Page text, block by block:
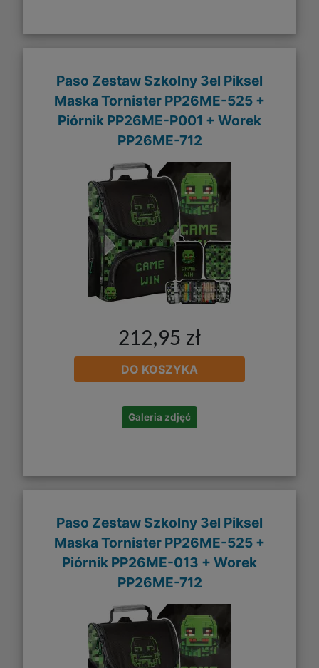
Paso Zestaw Szkolny 3el Piksel
Maska Tornister PP26ME-525 +
Piórnik PP26ME-P001 + Worek
PP26ME-712
212,95 zł
DO KOSZYKA
Galeria zdjęć
Paso Zestaw Szkolny 3el Piksel
Maska Tornister PP26ME-525 +
Piórnik PP26ME-013 + Worek
PP26ME-712